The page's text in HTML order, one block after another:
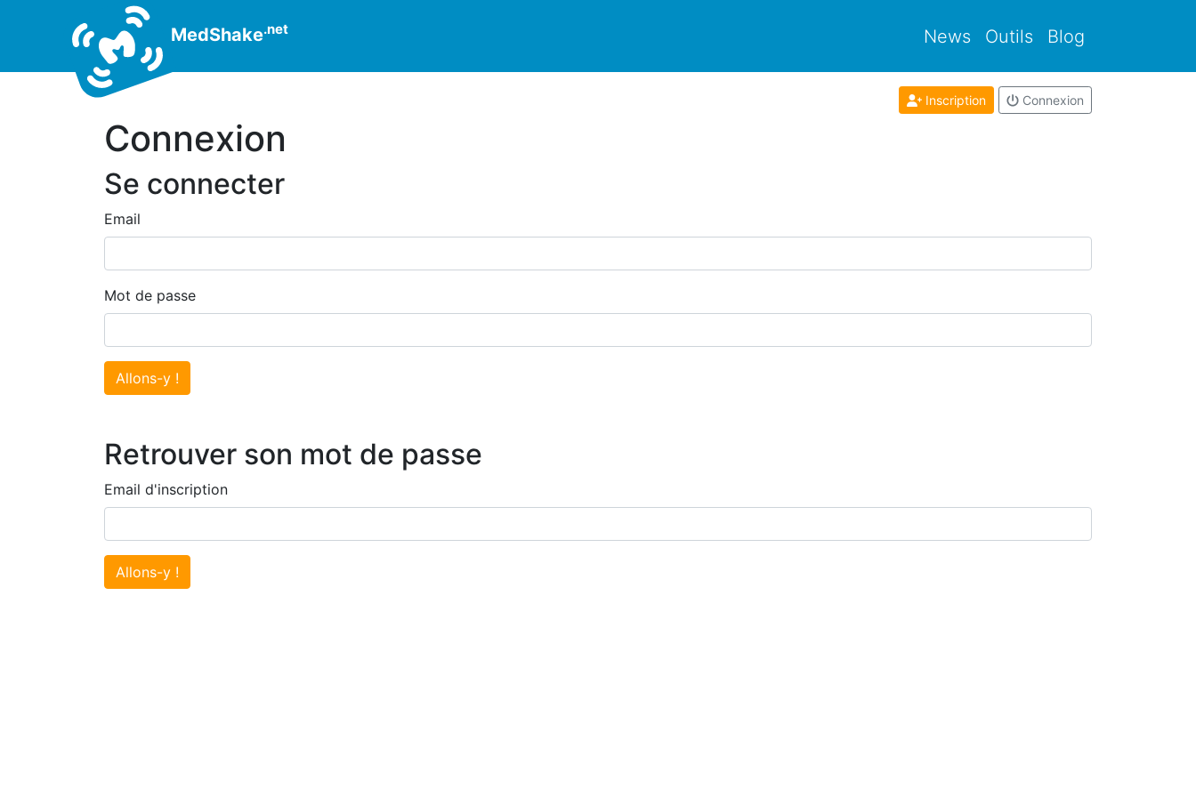
MedShake.net News Outils Blog
Inscription Connexion
Connexion
Se connecter
Email
Mot de passe
Allons-y !
Retrouver son mot de passe
Email d'inscription
Allons-y !